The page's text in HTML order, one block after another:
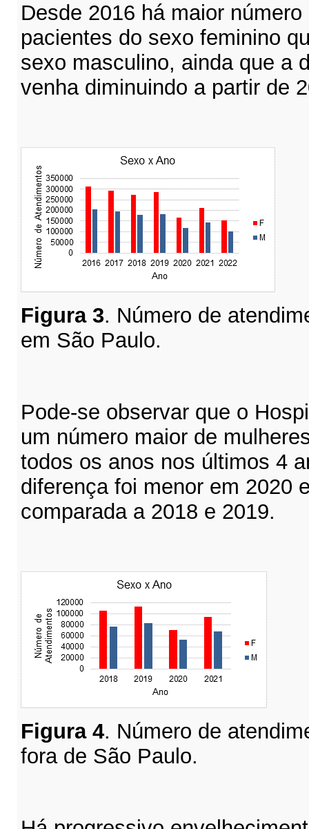
Desde 2016 há maior
pacientes do sexo feminino
sexo masculino, ainda que a
venha diminuindo a partir de
Figura 3. Número de
em São Paulo.
Pode-se observar que o
um número maior de
todos os anos nos últimos 4
diferença foi menor em 2020
comparada a 2018 e 2019.
Figura 4. Número de
fora de São Paulo.